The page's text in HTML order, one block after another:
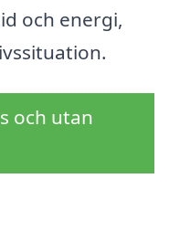
och energi,
och utan